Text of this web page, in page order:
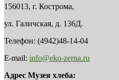
156013, г. Кострома,
ул. Галичская, д. 136Д.
Телефон: (4942)48-14-04
E-mail: info@eko-zerna.ru
Адрес Музея хлеба: